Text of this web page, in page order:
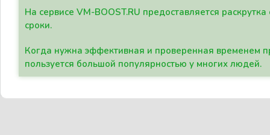
На сервисе VM-BOOST.RU предоставляется
сроки.
Когда нужна эффективная и проверенная временем
пользуется большой популярностью у многих людей.